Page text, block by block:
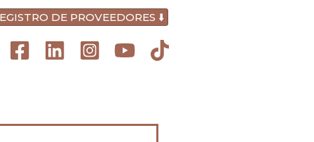
https://neccalzado.pe/?ppt-preview=41ef99e6731a4
DE PROVEEDORES ⬇️